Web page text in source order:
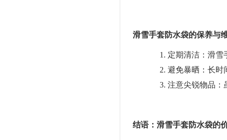
滑雪手套防水袋的保养与
1. 定期清洁：滑雪
2. 避免暴晒：长时
3. 注意尖锐物品：
结语：滑雪手套防水袋的